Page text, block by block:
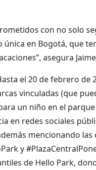
con no solo
en Bogotá, que
asegura
el 20 de febrero
vinculadas (que
un niño en el
en redes sociales
mencionando
y
de Hello Park,